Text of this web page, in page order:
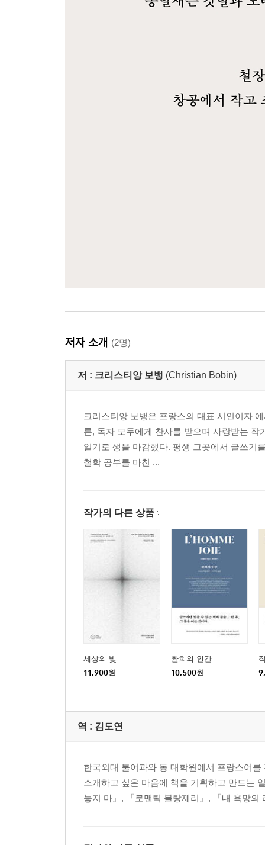
저자 소개 (2명)
저 : 크리스티앙 보뱅 (Christian Bobin)
크리스티앙 보뱅은 프랑스의 대표 시인이자
론, 독자 모두에게 찬사를 받으며 사랑받는 작
일기로 생을 마감했다. 평생 그곳에서 글쓰기
철학 공부를 마친 ...
작가의 다른 상품
세상의 빛
11,900원
환희의 인간
10,500원
역 : 김도연
한국외대 불어과와 동 대학원에서 프랑스어
소개하고 싶은 마음에 책을 기획하고 만드는
놓지 마』, 『로맨틱 블랑제리』, 『내 욕망